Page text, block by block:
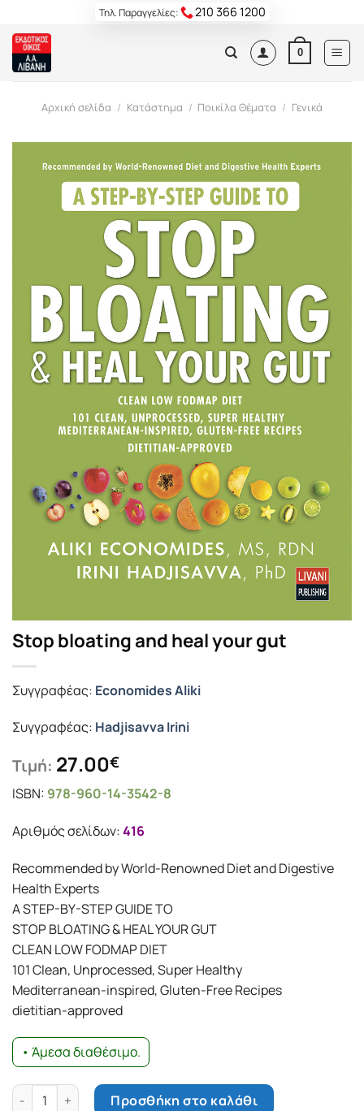
content
Τηλ. Παραγγελίες: 210 366 1200
0
Αρχική σελίδα / Κατάστημα / Ποικίλα Θέματα / Γενικά
Stop bloating and heal your gut
Συγγραφέας: Economides Aliki
Συγγραφέας: Hadjisavva Irini
Τιμή: 27.00€
ISBN: 978-960-14-3542-8
Αριθμός σελίδων:416
Recommended by World-Renowned Diet and Digestive
Health Experts
A STEP-BY-STEP GUIDE TO
STOP BLOATING & HEAL YOUR GUT
CLEAN LOW FODMAP DIET
101 Clean, Unprocessed, Super Healthy
Mediterranean-inspired, Gluten-Free Recipes
dietitian-approved
• Άμεσα διαθέσιμο.
Stop bloating and heal your gut ποσότητα
Προσθήκη στο καλάθι